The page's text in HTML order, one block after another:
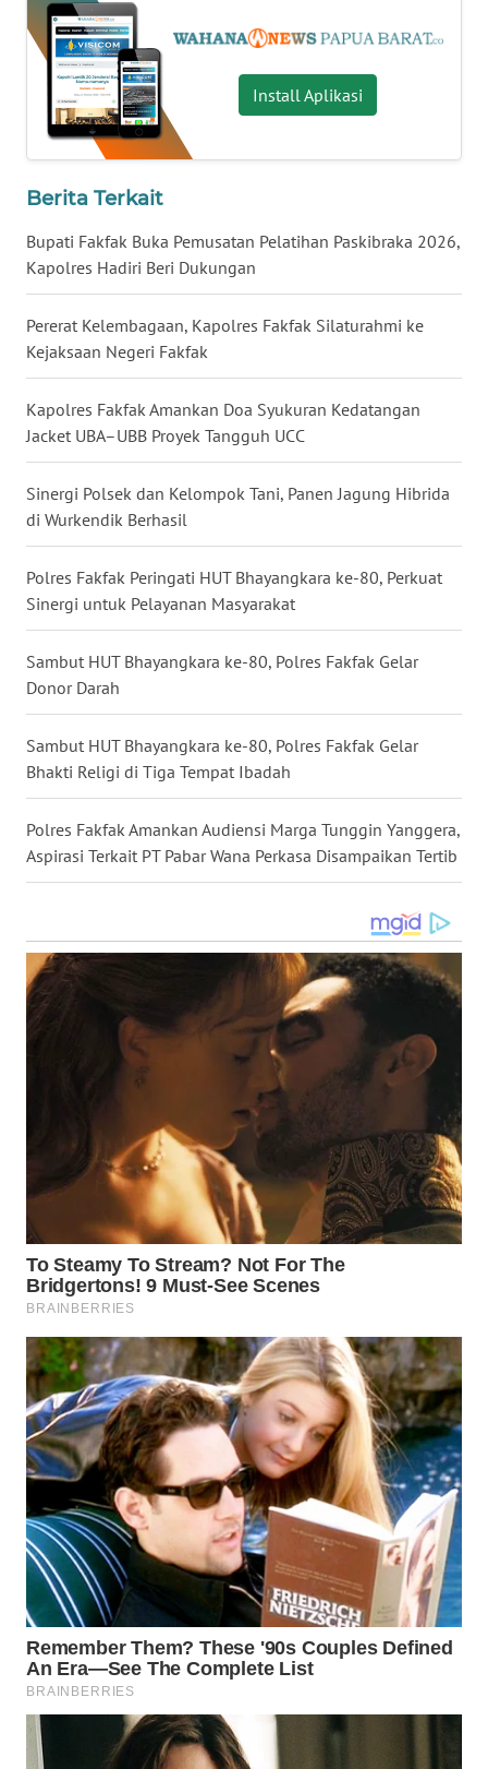
Install Aplikasi
Berita Terkait
Bupati Fakfak Buka Pemusatan Pelatihan Paskibraka 2026,
Kapolres Hadiri Beri Dukungan
Pererat Kelembagaan, Kapolres Fakfak Silaturahmi ke
Kejaksaan Negeri Fakfak
Kapolres Fakfak Amankan Doa Syukuran Kedatangan
Jacket UBA–UBB Proyek Tangguh UCC
Sinergi Polsek dan Kelompok Tani, Panen Jagung Hibrida
di Wurkendik Berhasil
Polres Fakfak Peringati HUT Bhayangkara ke-80, Perkuat
Sinergi untuk Pelayanan Masyarakat
Sambut HUT Bhayangkara ke-80, Polres Fakfak Gelar
Donor Darah
Sambut HUT Bhayangkara ke-80, Polres Fakfak Gelar
Bhakti Religi di Tiga Tempat Ibadah
Polres Fakfak Amankan Audiensi Marga Tunggin Yanggera,
Aspirasi Terkait PT Pabar Wana Perkasa Disampaikan Tertib
WN
NUSANTARA
WN
WN
WN
WN
KALTARA
WN
KALSEL
WN
KALTIM
WN
SULSEL
WN
SULUT
DAIRI
WN
DANAU
TOBA
WN
NIAS
WN
LANGKAT
WN
TAPANULI
SELATAN
WN
TANJUNG
LESUNG